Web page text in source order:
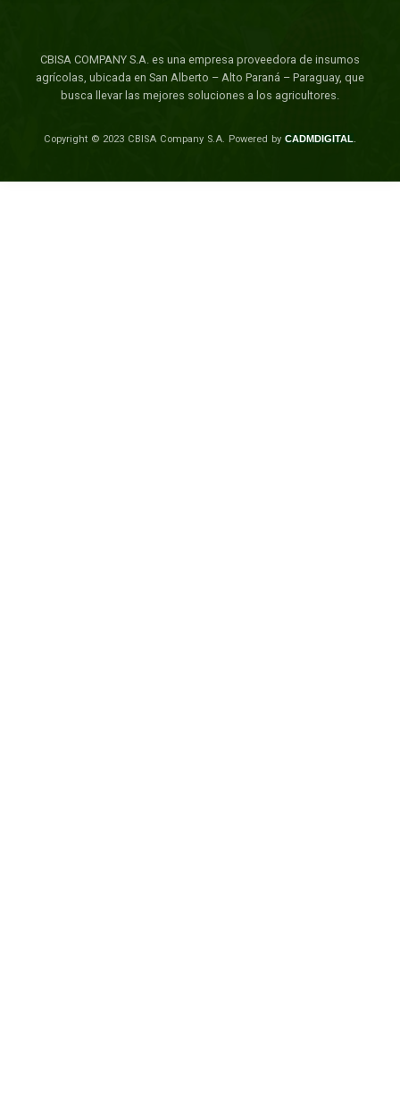
CBISA COMPANY S.A. es una empresa proveedora de insumos
agrícolas, ubicada en San Alberto – Alto Paraná – Paraguay, que
busca llevar las mejores soluciones a los agricultores.
Copyright © 2023 CBISA Company S.A. Powered byCADMDIGITAL.